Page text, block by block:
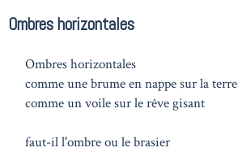
Ombres horizontales
Ombres horizontales
comme une brume en nappe sur la terre
comme un voile sur le rêve gisant
faut-il l'ombre ou le brasier